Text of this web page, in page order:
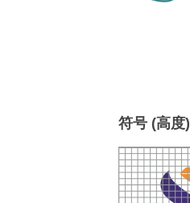
符号 (高度)